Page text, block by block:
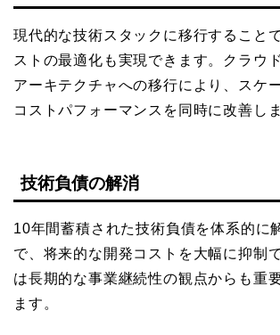
現代的な技術スタックに移行すること
ストの最適化も実現できます。クラウ
アーキテクチャへの移行により、スケ
コストパフォーマンスを同時に改善しま
技術負債の解消
10年間蓄積された技術負債を体系的に
で、将来的な開発コストを大幅に抑制
は長期的な事業継続性の観点からも重
ます。